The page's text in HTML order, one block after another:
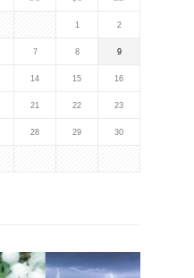
1 2
7 8 9
14 15 16
21 22 23
28 29 30